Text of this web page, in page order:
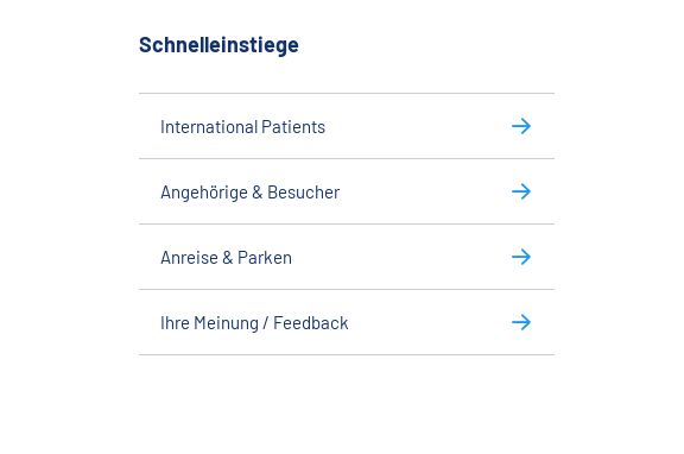
Schnelleinstiege
International Patients
Angehörige & Besucher
Anreise & Parken
Ihre Meinung / Feedback